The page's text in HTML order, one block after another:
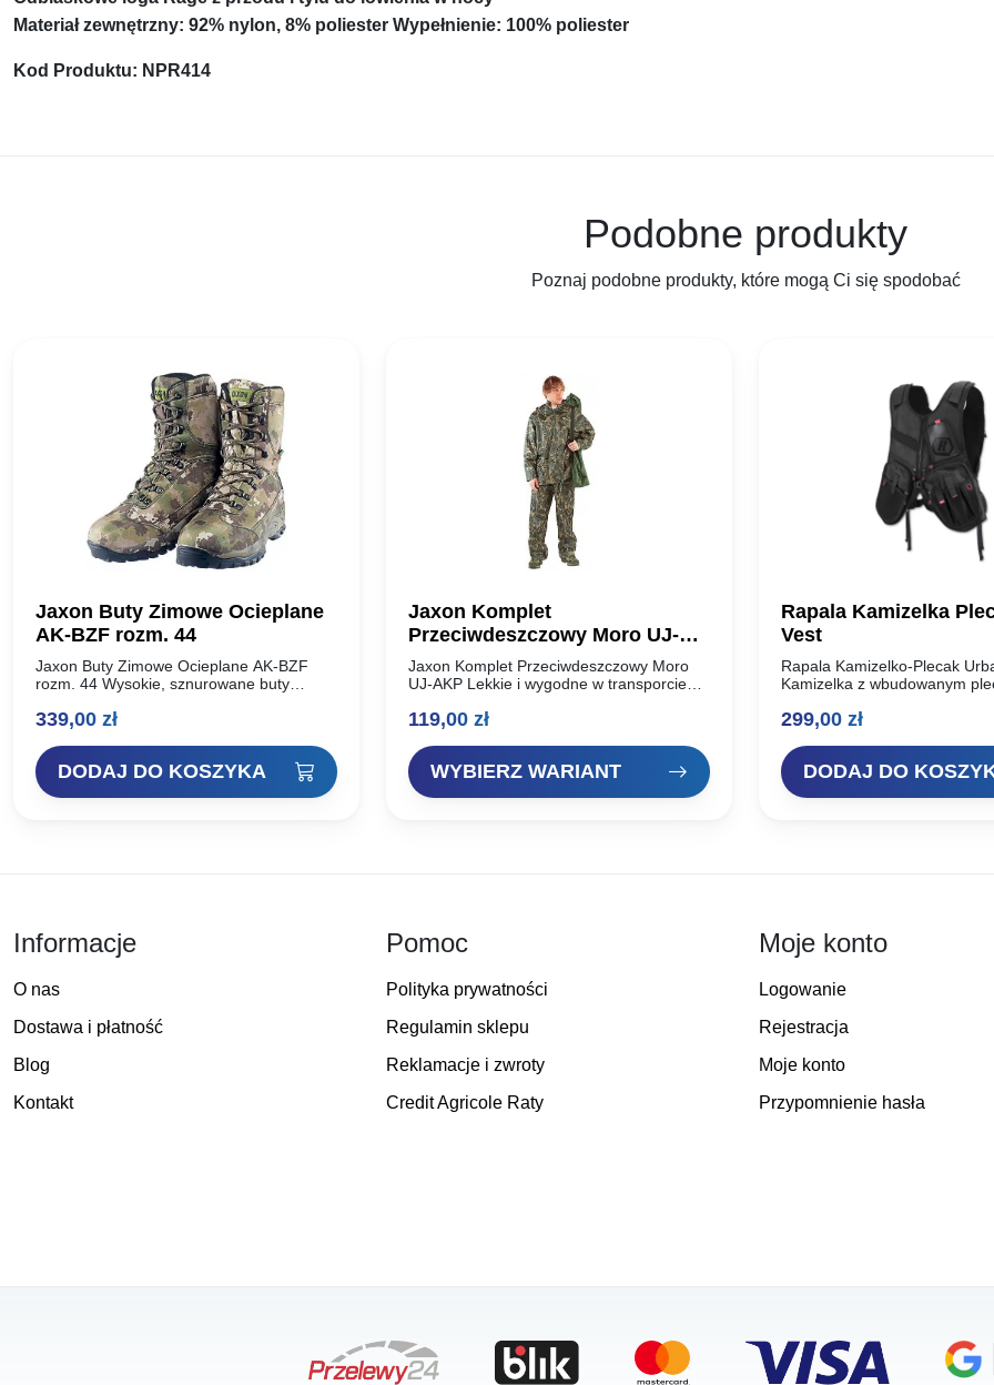
Materiał zewnętrzny: 92% nylon, 8% poliester Wypełnienie: 100% poliester
Kod Produktu: NPR414
Podobne produkty
Poznaj podobne produkty, które mogą Ci się spodobać
Jaxon Buty Zimowe Ocieplane
AK-BZF rozm. 44
Jaxon Buty Zimowe Ocieplane AK-BZF
rozm. 44 Wysokie, sznurowane buty
komfort i wygoda noszenia. Rozmiar:
339,00 zł
DODAJ DO KOSZYKA
Jaxon Komplet
Przeciwdeszczowy Moro UJ-
AKP
Jaxon Komplet Przeciwdeszczowy Moro
UJ-AKP Lekkie i wygodne w transporcie
przeciwdeszczowe. 100% gwarancji na
kaptur można schować w…
119,00 zł
WYBIERZ WARIANT
Rapala Kamizelka
Vest
Rapala Kamizelko-Plecak
Kamizelka z wbudowanym
cążki Kieszeń z klapą na
na wędki…
299,00 zł
DODAJ DO
Informacje
O nas
Dostawa i płatność
Blog
Kontakt
Pomoc
Polityka prywatności
Regulamin sklepu
Reklamacje i zwroty
Credit Agricole Raty
Moje konto
Logowanie
Rejestracja
Moje konto
Przypomnienie hasła